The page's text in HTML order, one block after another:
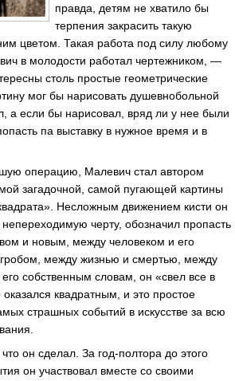
правда, детям не хватило бы
терпения закрасить такую
цветом. Такая работа под силу любому
в молодости работал чертежником, —
столь простые геометрические
мог бы нарисовать душевнобольной
а если бы нарисовал, вряд ли у нее были
па выставку в нужное время и в
операцию, Малевич стал автором
загадочной, самой пугающей картины
Несложным движением кисти он
непереходимую черту, обозначил пропасть
и новым, между человеком и его
между жизнью и смертью, между
собственным словам, он «свел все в
квадратным, и это простое
страшных событий в искусстве за всю
он сделал. За год-полтора до этого
он участвовал вместе со своими